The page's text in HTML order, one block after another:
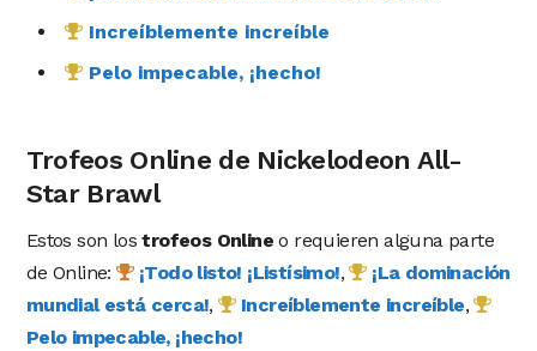
Increíblemente increíble
Pelo impecable, ¡hecho!
Trofeos Online de Nickelodeon All-
Star Brawl
Estos son lostrofeos Online o requieren alguna parte
de Online:
¡Todo listo! ¡Listísimo!,
¡La dominación
mundial está cerca!, Increíblemente increíble,
Pelo impecable, ¡hecho!